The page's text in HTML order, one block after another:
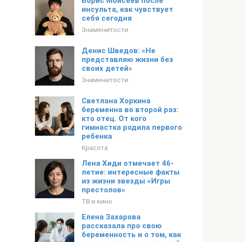
инсульта, как чувствует
себя сегодня
Знаменитости
Денис Шведов: «Не
представляю жизни без
своих детей»
Знаменитости
Светлана Хоркина
беременна во второй раз:
кто отец. От кого
гимнастка родила первого
ребенка
Красота
Лена Хиди отмечает 46-
летие: интересные факты
из жизни звезды «Игры
престолов»
ТВ и кино
Елена Захарова
рассказала про свою
беременность и о том, как